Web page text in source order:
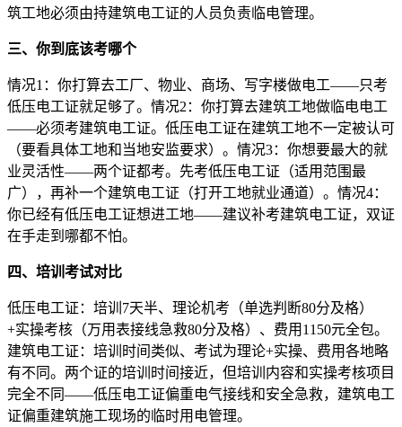
筑工地必须由持建筑电工证的人员负责临电管理。
三、你到底该考哪个
情况1：你打算去工厂、物业、商场、写字楼做电工——只考
低压电工证就足够了。情况2：你打算去建筑工地做临电电工
——必须考建筑电工证。低压电工证在建筑工地不一定被认可
（要看具体工地和当地安监要求）。情况3：你想要最大的就
业灵活性——两个证都考。先考低压电工证（适用范围最
广），再补一个建筑电工证（打开工地就业通道）。情况4：
你已经有低压电工证想进工地——建议补考建筑电工证，双证
在手走到哪都不怕。
四、培训考试对比
低压电工证：培训7天半、理论机考（单选判断80分及格）
+实操考核（万用表接线急救80分及格）、费用1150元全包。
建筑电工证：培训时间类似、考试为理论+实操、费用各地略
有不同。两个证的培训时间接近，但培训内容和实操考核项目
完全不同——低压电工证偏重电气接线和安全急救，建筑电工
证偏重建筑施工现场的临时用电管理。